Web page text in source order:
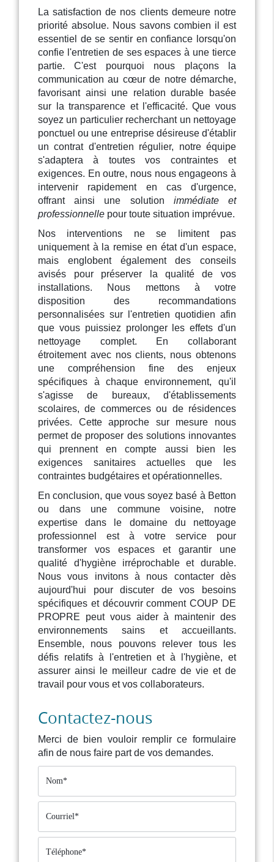
La satisfaction de nos clients demeure notre
priorité absolue. Nous savons combien il est
essentiel de se sentir en confiance lorsqu'on
confie l'entretien de ses espaces à une tierce
partie. C'est pourquoi nous plaçons la
communication au cœur de notre démarche,
favorisant ainsi une relation durable basée
sur la transparence et l'efficacité. Que vous
soyez un particulier recherchant un nettoyage
ponctuel ou une entreprise désireuse d'établir
un contrat d'entretien régulier, notre équipe
s'adaptera à toutes vos contraintes et
exigences. En outre, nous nous engageons à
intervenir rapidement en cas d'urgence,
offrant ainsi une solution immédiate et
professionnelle pour toute situation imprévue.
Nos interventions ne se limitent pas
uniquement à la remise en état d'un espace,
mais englobent également des conseils
avisés pour préserver la qualité de vos
installations. Nous mettons à votre
disposition des recommandations
personnalisées sur l'entretien quotidien afin
que vous puissiez prolonger les effets d'un
nettoyage complet. En collaborant
étroitement avec nos clients, nous obtenons
une compréhension fine des enjeux
spécifiques à chaque environnement, qu'il
s'agisse de bureaux, d'établissements
scolaires, de commerces ou de résidences
privées. Cette approche sur mesure nous
permet de proposer des solutions innovantes
qui prennent en compte aussi bien les
exigences sanitaires actuelles que les
contraintes budgétaires et opérationnelles.
En conclusion, que vous soyez basé à Betton
ou dans une commune voisine, notre
expertise dans le domaine du nettoyage
professionnel est à votre service pour
transformer vos espaces et garantir une
qualité d'hygiène irréprochable et durable.
Nous vous invitons à nous contacter dès
aujourd'hui pour discuter de vos besoins
spécifiques et découvrir comment COUP DE
PROPRE peut vous aider à maintenir des
environnements sains et accueillants.
Ensemble, nous pouvons relever tous les
défis relatifs à l'entretien et à l'hygiène, et
assurer ainsi le meilleur cadre de vie et de
travail pour vous et vos collaborateurs.
Contactez-nous
Merci de bien vouloir remplir ce formulaire
afin de nous faire part de vos demandes.